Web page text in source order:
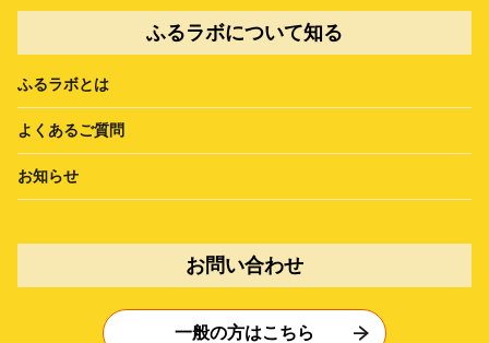
ふるラボについて知る
ふるラボとは
よくあるご質問
お知らせ
お問い合わせ
一般の方はこちら